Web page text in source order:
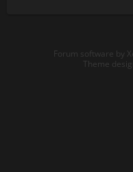
Forum software by
Theme